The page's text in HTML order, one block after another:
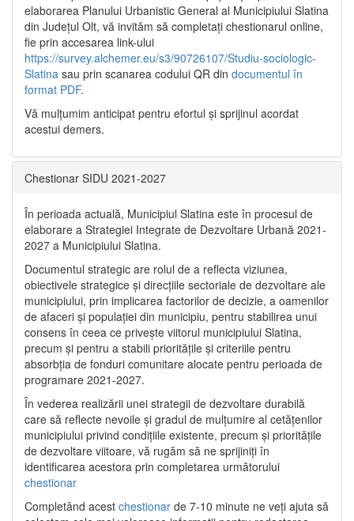
elaborarea Planului Urbanistic General al Municipiului Slatina
din Județul Olt, vă invităm să completați chestionarul online,
fie prin accesarea link-ului
https://survey.alchemer.eu/s3/90726107/Studiu-sociologic-
Slatina sau prin scanarea codului QR din documentul în
format PDF.
Vă mulţumim anticipat pentru efortul şi sprijinul acordat
acestui demers.
Chestionar SIDU 2021-2027
În perioada actuală, Municipiul Slatina este în procesul de
elaborare a Strategiei Integrate de Dezvoltare Urbană 2021‐
2027 a Municipiului Slatina.
Documentul strategic are rolul de a reflecta viziunea,
obiectivele strategice și direcțiile sectoriale de dezvoltare ale
municipiului, prin implicarea factorilor de decizie, a oamenilor
de afaceri și populației din municipiu, pentru stabilirea unui
consens în ceea ce privește viitorul municipiului Slatina,
precum și pentru a stabili prioritățile și criteriile pentru
absorbția de fonduri comunitare alocate pentru perioada de
programare 2021-2027.
În vederea realizării unei strategii de dezvoltare durabilă
care să reflecte nevoile și gradul de mulțumire al cetățenilor
municipiului privind condițiile existente, precum și prioritățile
de dezvoltare viitoare, vă rugăm să ne sprijiniți în
identificarea acestora prin completarea următorului
chestionar
Completând acest chestionar de 7-10 minute ne veți ajuta să